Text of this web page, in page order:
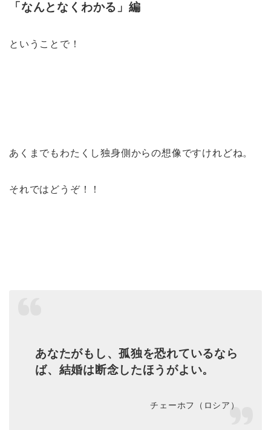
「なんとなくわかる」編
ということで！
あくまでもわたくし独身側からの想像ですけれどね。
それではどうぞ！！
あなたがもし、孤独を恐れているなら
ば、結婚は断念したほうがよい。
チェーホフ（ロシア）